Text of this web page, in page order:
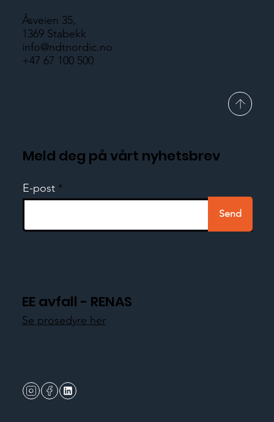
Åsveien 35,
1369 Stabekk
info@ndtnordic.no
+47 67 100 500
Meld deg på vårt nyhetsbrev
E-post
Send
EE avfall - RENAS
Se prosedyre her